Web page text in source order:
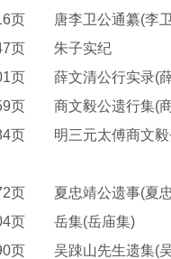
页 唐李卫公通纂(李
页 朱子实纪
页 薛文清公行实录(薛
页 商文毅公遗行集(商
页 明三元太傅商文毅
页 夏忠靖公遗事(夏
页 岳集(岳庙集)
页 吴踈山先生遗集(